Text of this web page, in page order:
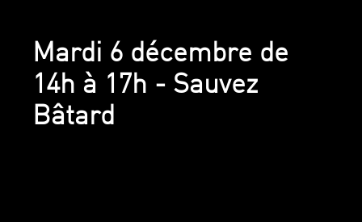
Mardi 6 décembre de
14h à 17h - Sauvez
Bâtard